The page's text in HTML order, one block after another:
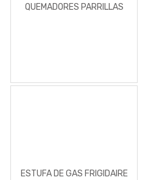
QUEMADORES PARRILLAS
ESTUFA DE GAS FRIGIDAIRE